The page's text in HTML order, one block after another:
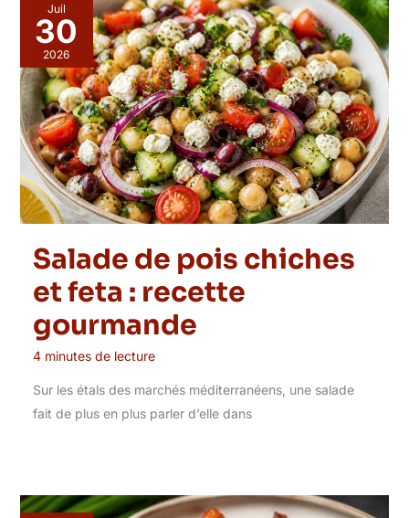
Juil
30
2026
Salade de pois chiches
et feta : recette
gourmande
4 minutes de lecture
Sur les étals des marchés méditerranéens, une salade
fait de plus en plus parler d’elle dans